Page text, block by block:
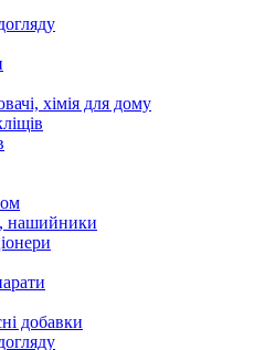
хімія для дому
нашийники
добавки